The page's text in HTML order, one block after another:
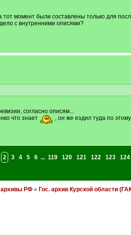
момент были составлены только для
с внутренними описями?
согласно описям...
что знает
, он же ездил туда по
2 3 4 5 6 ... 119 120 121 122 123 124
архивы РФ» Гос. архив Курской области